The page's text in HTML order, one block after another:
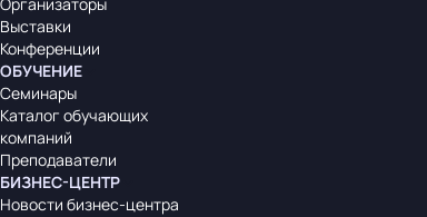
Выставки
Конференции
ОБУЧЕНИЕ
Семинары
Каталог обучающих
компаний
Преподаватели
БИЗНЕС-ЦЕНТР
Новости бизнес-центра